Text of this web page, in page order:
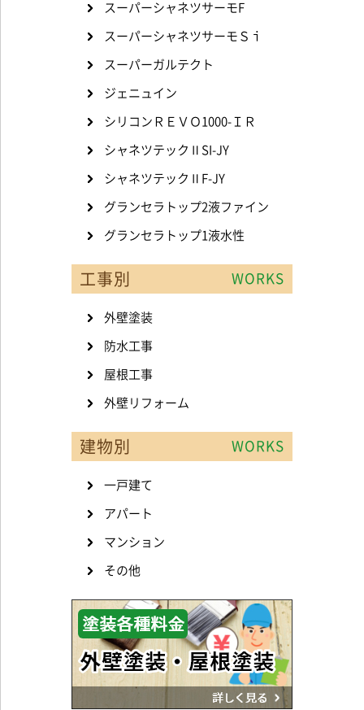
スーパーシャネツサーモF
スーパーシャネツサーモＳｉ
スーパーガルテクト
ジェニュイン
シリコンＲＥＶＯ1000-ＩＲ
シャネツテックⅡSI-JY
シャネツテックⅡF-JY
グランセラトップ2液ファイン
グランセラトップ1液水性
工事別 WORKS
外壁塗装
防水工事
屋根工事
外壁リフォーム
建物別 WORKS
一戸建て
アパート
マンション
その他